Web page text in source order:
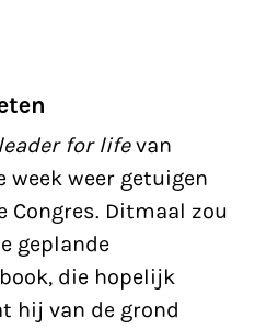
leader for lifevan
week weer getuigen
Congres. Ditmaal zou
geplande
die hopelijk
hij van de grond